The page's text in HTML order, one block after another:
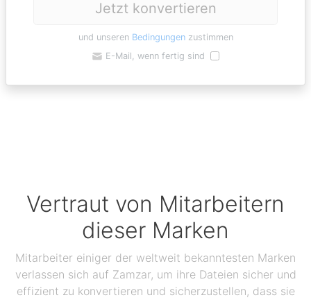
Jetzt konvertieren
und unseren Bedingungenzustimmen
E-Mail, wenn fertig sind
Vertraut von Mitarbeitern
dieser Marken
Mitarbeiter einiger der weltweit bekanntesten Marken
verlassen sich auf Zamzar, um ihre Dateien sicher und
effizient zu konvertieren und sicherzustellen, dass sie